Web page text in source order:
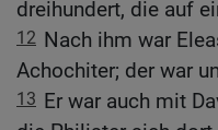
dreihundert, die auf
12 Nach ihm war
Achochiter; der war
13 Er war auch mit